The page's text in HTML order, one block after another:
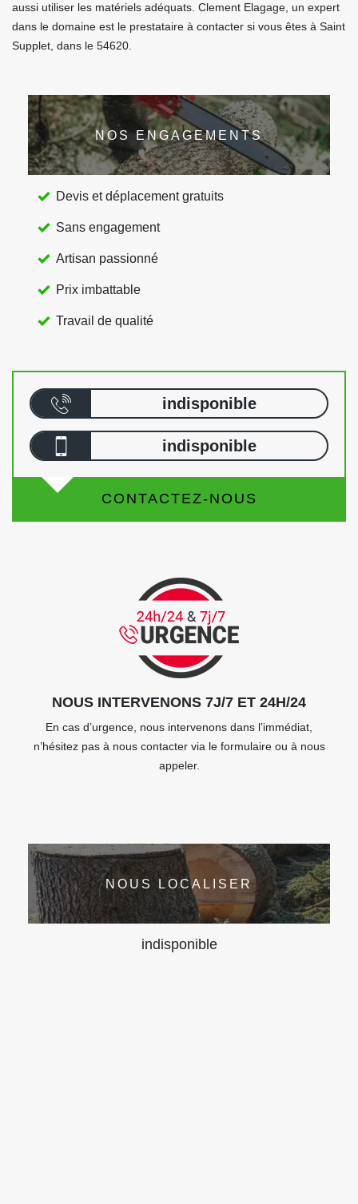
aussi utiliser les matériels adéquats. Clement Elagage, un expert
dans le domaine est le prestataire à contacter si vous êtes à Saint
Supplet, dans le 54620.
NOS ENGAGEMENTS
Devis et déplacement gratuits
Sans engagement
Artisan passionné
Prix imbattable
Travail de qualité
indisponible
indisponible
CONTACTEZ-NOUS
NOUS INTERVENONS 7J/7 ET 24H/24
En cas d’urgence, nous intervenons dans l’immédiat,
n’hésitez pas à nous contacter via le formulaire ou à nous
appeler.
NOUS LOCALISER
indisponible